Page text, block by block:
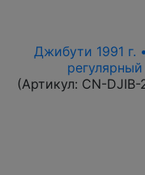
Джибути 1991 г.
(Артикул: CN-DJIB-